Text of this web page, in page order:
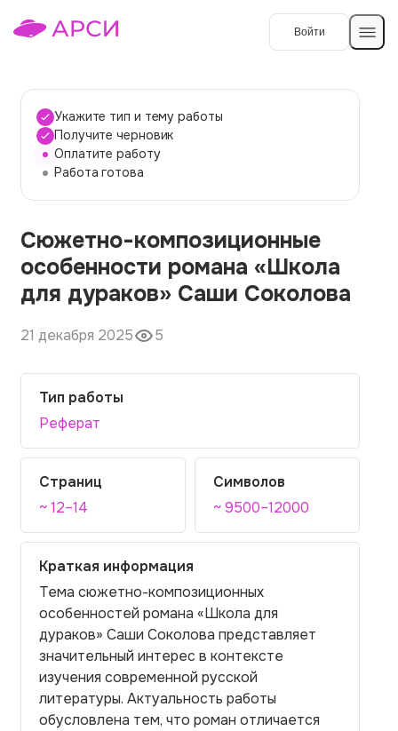
Войти
Темы работ
О сервисе
О компании
Наши гарантии
Вопросы и ответы
Контакты
Укажите тип и тему работы
Получите черновик
Оплатите работу
Работа готова
Сюжетно-композиционные
особенности романа «Школа
для дураков» Саши Соколова
21 декабря 2025 5
Тип работы
Реферат
Страниц
~ 12–14
Символов
~ 9500–12000
Краткая информация
Тема сюжетно-композиционных
особенностей романа «Школа для
дураков» Саши Соколова представляет
значительный интерес в контексте
изучения современной русской
литературы. Актуальность работы
обусловлена тем, что роман отличается